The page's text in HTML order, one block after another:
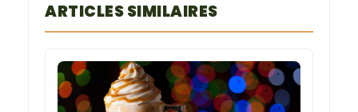
ARTICLES SIMILAIRES